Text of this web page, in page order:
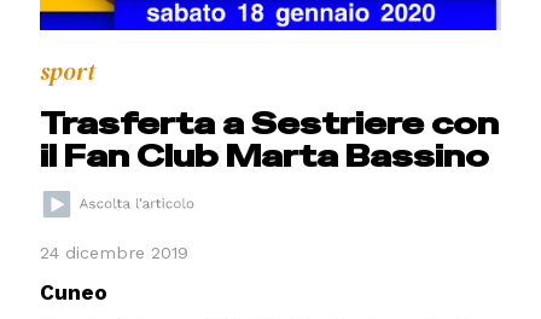
sport
Trasferta a Sestriere con
il Fan Club Marta Bassino
24 dicembre 2019
Cuneo